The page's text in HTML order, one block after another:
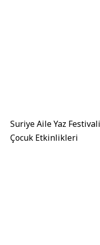
Suriye Aile Yaz
Çocuk Etkinlikleri